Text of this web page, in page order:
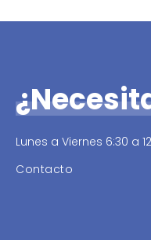
Lunes a Viernes 6:30 a
Contacto